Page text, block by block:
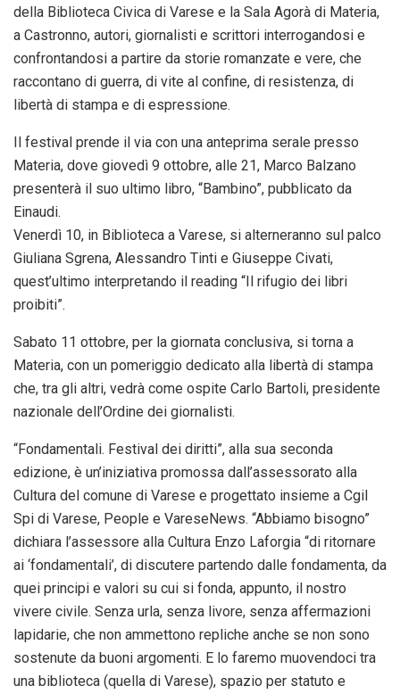
della Biblioteca Civica di Varese e la Sala Agorà di Materia,
a Castronno, autori, giornalisti e scrittori interrogandosi e
confrontandosi a partire da storie romanzate e vere, che
raccontano di guerra, di vite al confine, di resistenza, di
libertà di stampa e di espressione.
Il festival prende il via con una anteprima serale presso
Materia, dove giovedì 9 ottobre, alle 21, Marco Balzano
presenterà il suo ultimo libro, “Bambino”, pubblicato da
Einaudi.
Venerdì 10, in Biblioteca a Varese, si alterneranno sul palco
Giuliana Sgrena, Alessandro Tinti e Giuseppe Civati,
quest’ultimo interpretando il reading “Il rifugio dei libri
proibiti”.
Sabato 11 ottobre, per la giornata conclusiva, si torna a
Materia, con un pomeriggio dedicato alla libertà di stampa
che, tra gli altri, vedrà come ospite Carlo Bartoli, presidente
nazionale dell’Ordine dei giornalisti.
“Fondamentali. Festival dei diritti”, alla sua seconda
edizione, è un’iniziativa promossa dall’assessorato alla
Cultura del comune di Varese e progettato insieme a Cgil
Spi di Varese, People e VareseNews. “Abbiamo bisogno”
dichiara l’assessore alla Cultura Enzo Laforgia “di ritornare
ai ‘fondamentali’, di discutere partendo dalle fondamenta, da
quei principi e valori su cui si fonda, appunto, il nostro
vivere civile. Senza urla, senza livore, senza affermazioni
lapidarie, che non ammettono repliche anche se non sono
sostenute da buoni argomenti. E lo faremo muovendoci tra
una biblioteca (quella di Varese), spazio per statuto e